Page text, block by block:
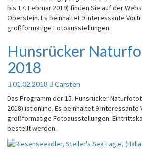
bis 17. Februar 2019) finden Sie auf der
Oberstein. Es beinhaltet 9 interessante
großformatige Fotoausstellungen.
Hunsrücker
Naturfototage
2018
Hunsrücker
2018
01.02.2018 Carsten
Das Programm der 15. Hunsrücker
2018) ist online. Es beinhaltet 9 interessante
großformatige Fotoausstellungen.
bestellt werden.